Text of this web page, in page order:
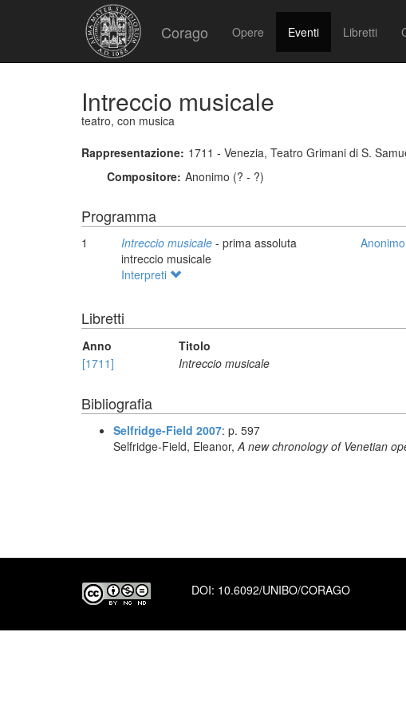
Corago Opere Eventi Libretti
Intreccio musicale
teatro, con musica
Rappresentazione: 1711 - Venezia, Teatro Grimani di S.
Compositore: Anonimo (? - ?)
Programma
1 Intreccio musicale - prima assoluta
intreccio musicale
Anonimo
Interpreti
Libretti
Anno Titolo
[1711]
Intreccio musicale
Bibliografia
Selfridge-Field 2007: p. 597
Selfridge-Field, Eleanor,A new chronology of Venetian
DOI: 10.6092/UNIBO/CORAGO